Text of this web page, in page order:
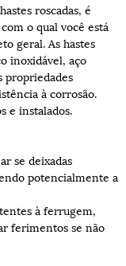
roscadas, é
o qual você está
geral. As hastes
inoxidável, aço
propriedades
à corrosão.
e instalados.
se deixadas
potencialmente a
à ferrugem,
ferimentos se não